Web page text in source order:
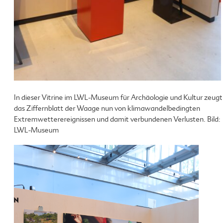
In dieser Vitrine im LWL-Museum für Archäologie und Kultur zeugt
das Ziffernblatt der Waage nun von klimawandelbedingten
Extremwetterereignissen und damit verbundenen Verlusten. Bild:
LWL-Museum